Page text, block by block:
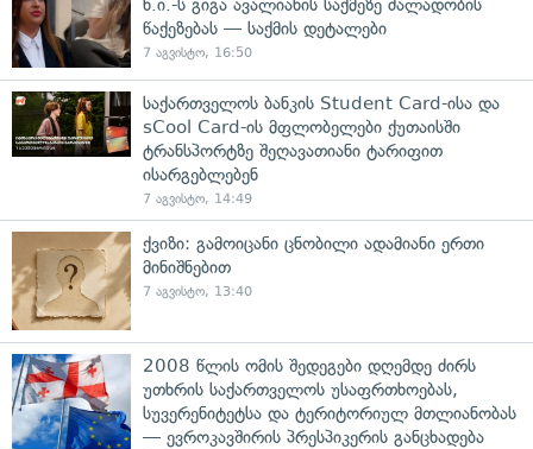
ნ.ი.-ს გიგა ავალიანის საქმეზე ძალადობის
წაქეზებას — საქმის დეტალები
7 აგვისტო, 16:50
საქართველოს ბანკის Student Card-ისა და
sCool Card-ის მფლობელები ქუთაისში
ტრანსპორტზე შეღავათიანი ტარიფით
ისარგებლებენ
7 აგვისტო, 14:49
ქვიზი: გამოიცანი ცნობილი ადამიანი ერთი
მინიშნებით
7 აგვისტო, 13:40
2008 წლის ომის შედეგები დღემდე ძირს
უთხრის საქართველოს უსაფრთხოებას,
სუვერენიტეტსა და ტერიტორიულ მთლიანობას
— ევროკავშირის პრესპიკერის განცხადება